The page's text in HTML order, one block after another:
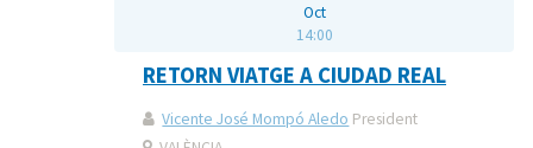
Oct
14:00
RETORN VIATGE A CIUDAD REAL
Vicente José Mompó Aledo President